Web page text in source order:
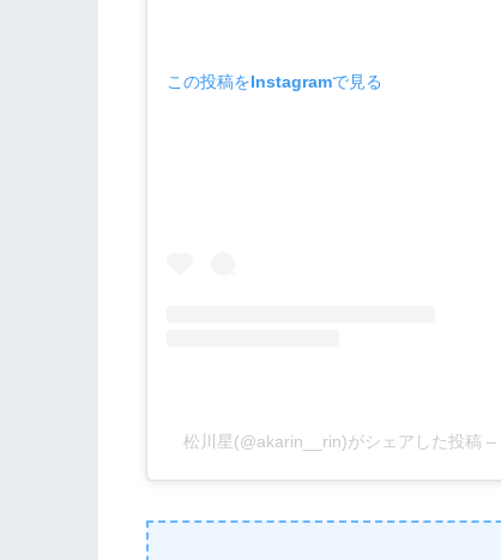
この投稿をInstagramで見る
松川星(@akarin__rin)がシェアした投稿 –